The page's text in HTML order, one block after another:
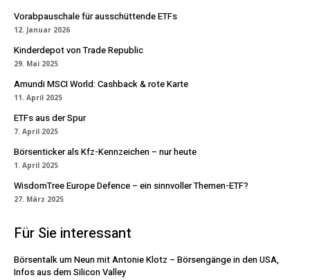
Vorabpauschale für ausschüttende ETFs
12. Januar 2026
Kinderdepot von Trade Republic
29. Mai 2025
Amundi MSCI World: Cashback & rote Karte
11. April 2025
ETFs aus der Spur
7. April 2025
Börsenticker als Kfz-Kennzeichen – nur heute
1. April 2025
WisdomTree Europe Defence – ein sinnvoller Themen-ETF?
27. März 2025
Für Sie interessant
Börsentalk um Neun mit Antonie Klotz – Börsengänge in den USA,
Infos aus dem Silicon Valley